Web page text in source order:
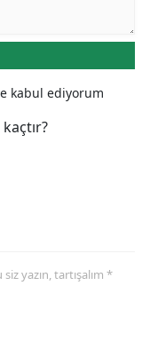
kabul ediyorum
yazın, tartışalım *